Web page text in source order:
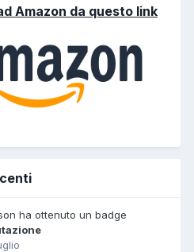
Amazon da questo link
ha ottenuto un badge